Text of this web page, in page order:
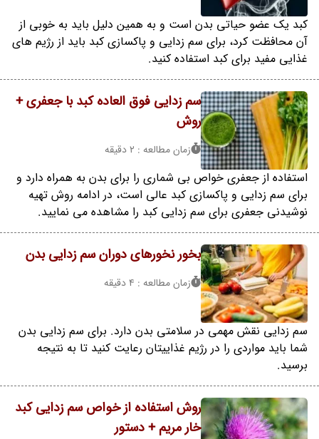
کبد یک عضو حیاتی بدن است و به همین دلیل باید به خوبی از
آن محافظت کرد، برای سم زدایی و پاکسازی کبد باید از رژیم های
غذایی مفید برای کبد استفاده کنید.
سم زدایی فوق العاده کبد با جعفری +
روش
زمان مطالعه : 2 دقیقه
استفاده از جعفری خواص بی شماری را برای بدن به همراه دارد و
برای سم زدایی و پاکسازی کبد عالی است، در ادامه روش تهیه
نوشیدنی جعفری برای سم زدایی کبد را مشاهده می نمایید.
بخور نخورهای دوران سم زدایی بدن
زمان مطالعه : 4 دقیقه
سم زدایی نقش مهمی در سلامتی بدن دارد. برای سم زدایی بدن
شما باید مواردی را در رژیم غذاییتان رعایت کنید تا به نتیجه
برسید.
روش استفاده از خواص سم زدایی کبد
خار مریم + دستور